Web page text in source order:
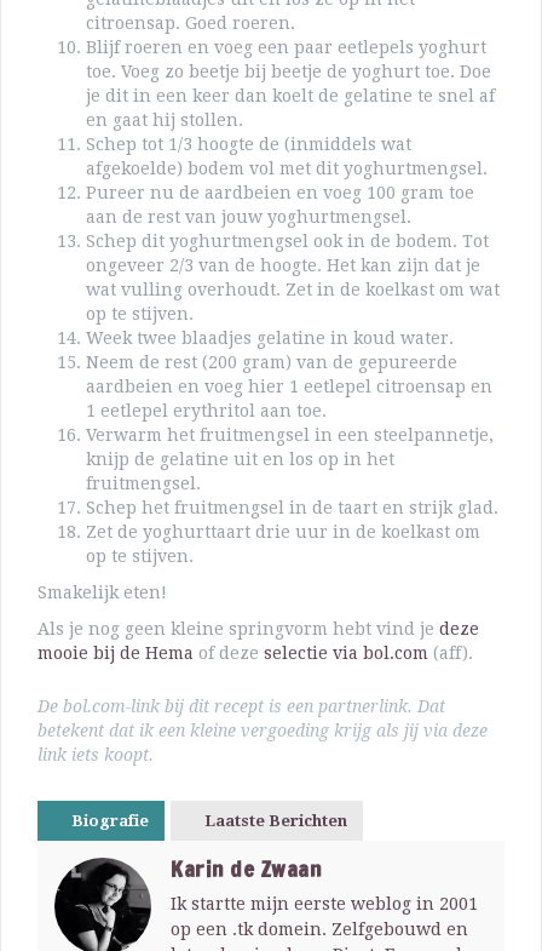
citroensap. Goed roeren.
Blijf roeren en voeg een paar eetlepels yoghurt
toe. Voeg zo beetje bij beetje de yoghurt toe. Doe
je dit in een keer dan koelt de gelatine te snel af
en gaat hij stollen.
Schep tot 1/3 hoogte de (inmiddels wat
afgekoelde) bodem vol met dit yoghurtmengsel.
Pureer nu de aardbeien en voeg 100 gram toe
aan de rest van jouw yoghurtmengsel.
Schep dit yoghurtmengsel ook in de bodem. Tot
ongeveer 2/3 van de hoogte. Het kan zijn dat je
wat vulling overhoudt. Zet in de koelkast om wat
op te stijven.
Week twee blaadjes gelatine in koud water.
Neem de rest (200 gram) van de gepureerde
aardbeien en voeg hier 1 eetlepel citroensap en
1 eetlepel erythritol aan toe.
Verwarm het fruitmengsel in een steelpannetje,
knijp de gelatine uit en los op in het
fruitmengsel.
Schep het fruitmengsel in de taart en strijk glad.
Zet de yoghurttaart drie uur in de koelkast om
op te stijven.
Smakelijk eten!
Als je nog geen kleine springvorm hebt vind je deze
mooie bij de Hema of deze selectie via bol.com (aff).
De bol.com-link bij dit recept is een partnerlink. Dat
betekent dat ik een kleine vergoeding krijg als jij via deze
link iets koopt.
Biografie Laatste Berichten
Karin de Zwaan
Ik startte mijn eerste weblog in 2001
op een .tk domein. Zelfgebouwd en